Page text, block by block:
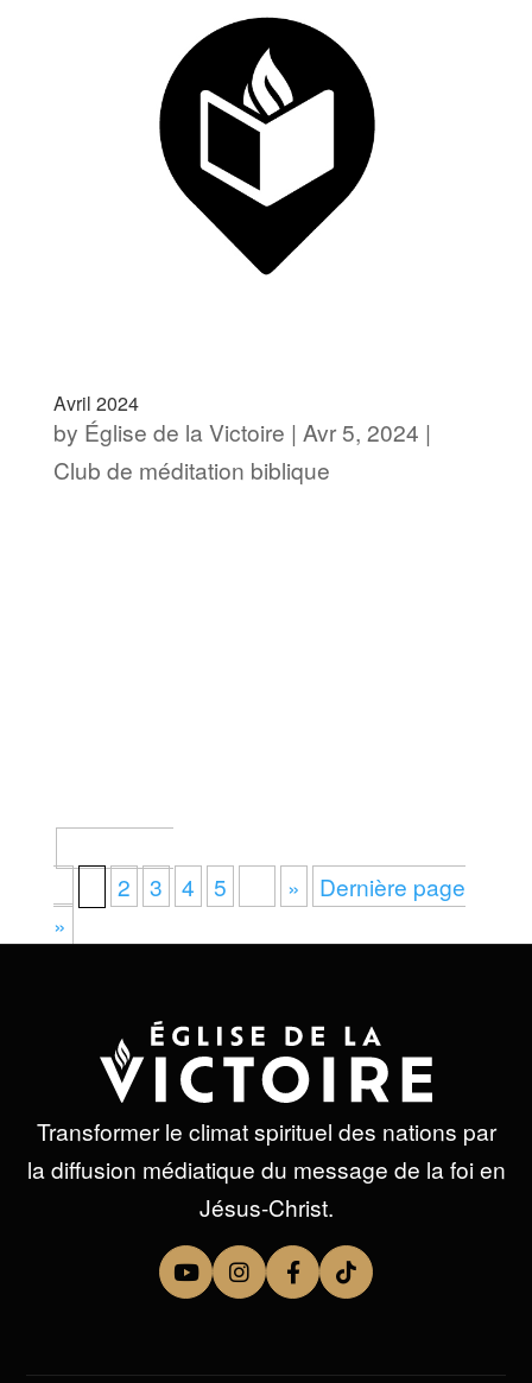
Avril 2024
by Église de la Victoire | Avr 5, 2024 |
Club de méditation biblique
2 3 4 5 »
Dernière page
»
Transformer le climat spirituel des nations par
la diffusion médiatique du message de la foi en
Jésus-Christ.